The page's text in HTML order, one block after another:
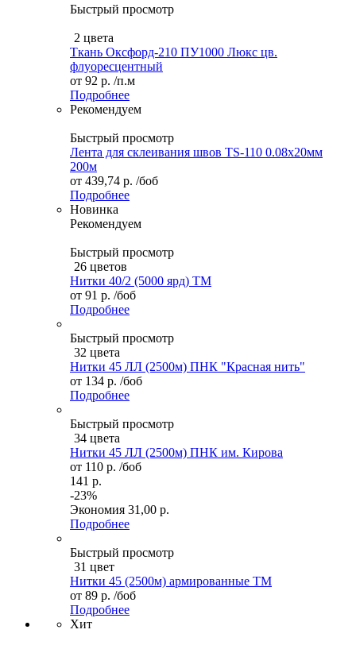
Быстрый просмотр
2 цвета
Ткань Оксфорд-210 ПУ1000 Люкс цв.
флуоресцентный
от 92 р. /п.м
Подробнее
Рекомендуем
Быстрый просмотр
Лента для склеивания швов TS-110 0.08х20мм
200м
от 439,74 р. /боб
Подробнее
Новинка
Рекомендуем
Быстрый просмотр
26 цветов
Нитки 40/2 (5000 ярд) ТМ
от 91 р. /боб
Подробнее
Быстрый просмотр
32 цвета
Нитки 45 ЛЛ (2500м) ПНК "Красная нить"
от 134 р. /боб
Подробнее
Быстрый просмотр
34 цвета
Нитки 45 ЛЛ (2500м) ПНК им. Кирова
от 110 р. /боб
141 р.
-23%
Экономия 31,00 р.
Подробнее
Быстрый просмотр
31 цвет
Нитки 45 (2500м) армированные ТМ
от 89 р. /боб
Подробнее
Хит